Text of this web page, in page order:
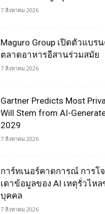
7 สิงหาคม 2026
Maguro Group เปิดตัวแบรน
ตลาดอาหารอีสานร่วมสมัย
7 สิงหาคม 2026
Gartner Predicts Most
Will Stem from AI-
2029
7 สิงหาคม 2026
การ์ทเนอร์คาดการณ์ การโ
เดาข้อมูลของ AI เหตุรั่วไห
บุคคล
7 สิงหาคม 2026